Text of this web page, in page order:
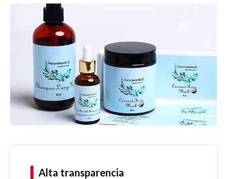
Alta transparencia